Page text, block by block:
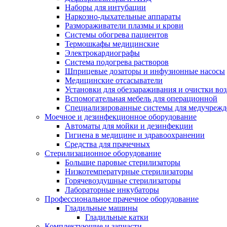
Наборы для интубации
Наркозно-дыхательные аппараты
Размораживатели плазмы и крови
Системы обогрева пациентов
Термошкафы медицинские
Электрокардиографы
Cистема подогрева растворов
Шприцевые дозаторы и инфузионные насосы
Медицинские отсасыватели
Установки для обеззараживания и очистки
Вспомогательная мебель для операционной
Специализированные системы для
Моечное и дезинфекционное оборудование
Автоматы для мойки и дезинфекции
Гигиена в медицине и здравоохранении
Средства для прачечных
Стерилизационное оборудование
Большие паровые стерилизаторы
Низкотемпературные стерилизаторы
Горячевоздушные стерилизаторы
Лабораторные инкубаторы
Профессиональное прачечное оборудование
Гладильные машины
Гладильные катки